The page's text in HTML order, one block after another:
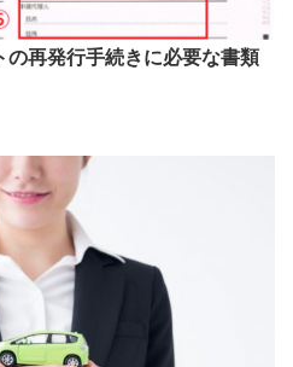
再発行手続きに必要な書類